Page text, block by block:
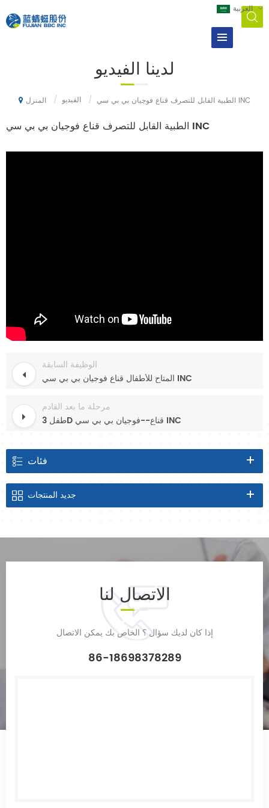
العربية
لدينا الفيديو
المنزل / الفيديو / الطبية القابل للتصرف قناع فوجيان بي بي سي INC
الطبية القابل للتصرف قناع فوجيان بي بي سي INC
الوظيفة السابقة
المتاح للأطفال قناع فوجيان بي بي سي INC
مرحلة ما بعد القادم
طفل 3D قناع--فوجيان بي بي سي INC
فئات
جديد المنتجات
الاتصاللنا
إذا كان لديك سؤال ؟ الخاص بك يمكن الاتصال
86-18698378289